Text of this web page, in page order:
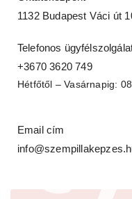
1132 Budapest Váci út
Telefonos
+3670 3620 749
Hétfőtől – Vasárnapig:
Email cím